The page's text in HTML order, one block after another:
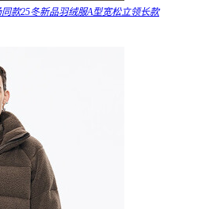
款25冬新品羽绒服A型宽松立领长款